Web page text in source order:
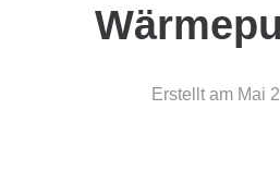
Erstellt am Mai